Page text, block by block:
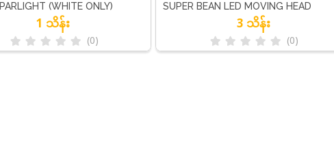
(WHITE ONLY)
1 သိန်း
(0)
SUPER BEAN LED MOVING HEAD
3 သိန်း
(0)